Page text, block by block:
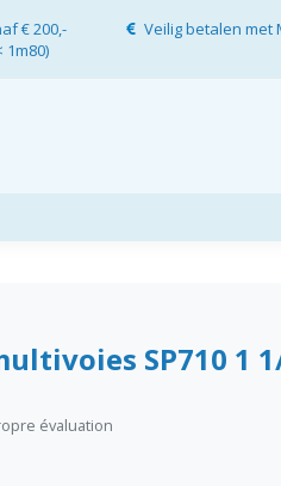
€ 200,-
1m80)
Veilig betalen met
SP710 1
évaluation